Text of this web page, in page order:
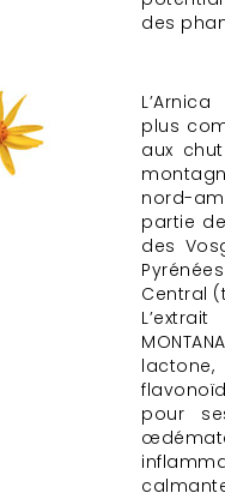
des
plus
aux
nord-
partie
des
Central
L’extrait
pour